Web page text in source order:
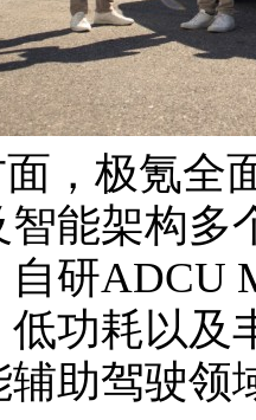
，极氪全
能架构多
自研ADCU
功耗以及
辅助驾驶领